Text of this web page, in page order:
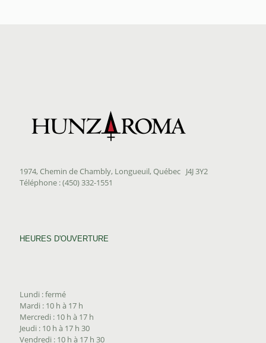
1974, Chemin de Chambly, Longueuil, Québec J4J 3Y2
Téléphone : (450) 332-1551
HEURES D'OUVERTURE
Lundi : fermé
Mardi : 10 h à 17 h
Mercredi : 10 h à 17 h
Jeudi : 10 h à 17 h 30
Vendredi : 10 h à 17 h 30